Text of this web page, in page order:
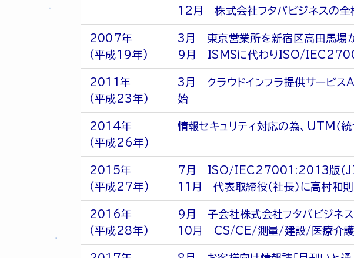
12月 株式会社フタバビジネスの全
2007年
(平成19年)
3月 東京営業所を新宿区高田馬場
9月 ISMSに代わりISO/
2011年
(平成23年)
3月 クラウドインフラ提供サービ
始
2014年
(平成26年)
情報セキュリティ対応の為、UTM（
2015年
(平成27年)
7月 ISO/IEC27001:2013版（
11月 代表取締役（社長）に高村和
2016年
(平成28年)
9月 子会社株式会社フタバビジネ
10月 CS/CE/測量/建設/医療介護